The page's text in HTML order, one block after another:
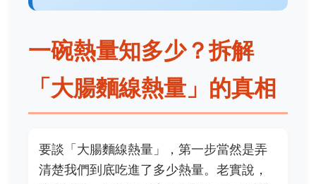
一碗熱量知多少？拆解
「大腸麵線熱量」的真相
要談「大腸麵線熱量」，第一步當然是弄
清楚我們到底吃進了多少熱量。老實說，